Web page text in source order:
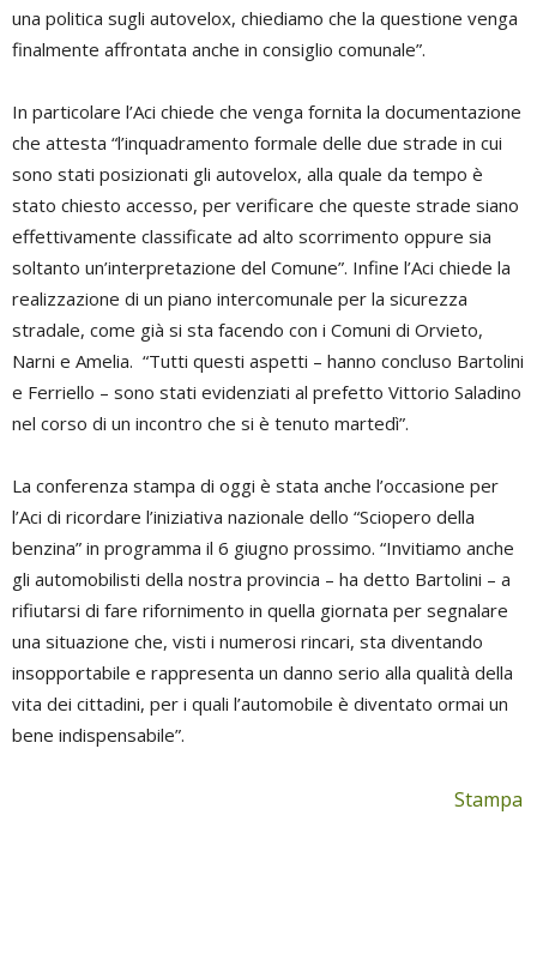
una politica sugli autovelox, chiediamo che la questione venga
finalmente affrontata anche in consiglio comunale”.
In particolare l’Aci chiede che venga fornita la documentazione
che attesta “l’inquadramento formale delle due strade in cui
sono stati posizionati gli autovelox, alla quale da tempo è
stato chiesto accesso, per verificare che queste strade siano
effettivamente classificate ad alto scorrimento oppure sia
soltanto un’interpretazione del Comune”. Infine l’Aci chiede la
realizzazione di un piano intercomunale per la sicurezza
stradale, come già si sta facendo con i Comuni di Orvieto,
Narni e Amelia. “Tutti questi aspetti – hanno concluso Bartolini
e Ferriello – sono stati evidenziati al prefetto Vittorio Saladino
nel corso di un incontro che si è tenuto martedì”.
La conferenza stampa di oggi è stata anche l’occasione per
l’Aci di ricordare l’iniziativa nazionale dello “Sciopero della
benzina” in programma il 6 giugno prossimo. “Invitiamo anche
gli automobilisti della nostra provincia – ha detto Bartolini – a
rifiutarsi di fare rifornimento in quella giornata per segnalare
una situazione che, visti i numerosi rincari, sta diventando
insopportabile e rappresenta un danno serio alla qualità della
vita dei cittadini, per i quali l’automobile è diventato ormai un
bene indispensabile”.
Stampa